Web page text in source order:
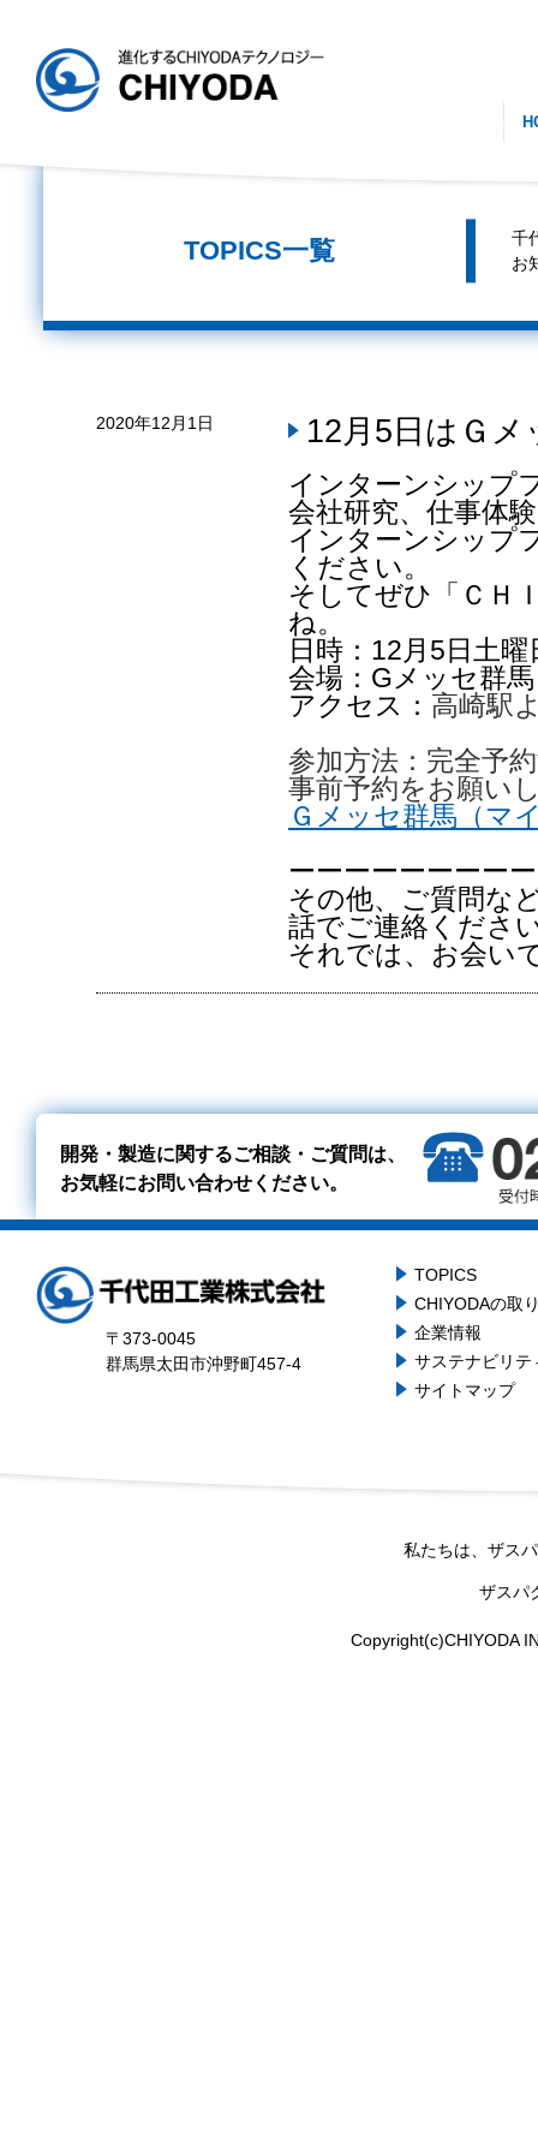
TOPICS一覧
千
お
2020年12月1日 12月5日はＧ
インターンシップ
会社研究、仕事体験
インターンシップ
ください。
そしてぜひ「ＣＨ
ね。
日時：12月5日土
会場：Gメッセ群
アクセス： 高崎駅
参加方法：完全予
事前予約をお願い
Ｇメッセ群馬（マ
ーーーーーーーー
その他、ご質問な
話でご連絡くださ
それでは、お会い
開発・製造に関するご相談・ご質問は、
お気軽にお問い合わせください。
〒373-0045
群馬県太田市沖野町457-4
TOPICS
CHIYODAの取
企業情報
サステナビリテ
サイトマップ
私たちは、ザス
ザスパ
Copyright(c)CHIYODA